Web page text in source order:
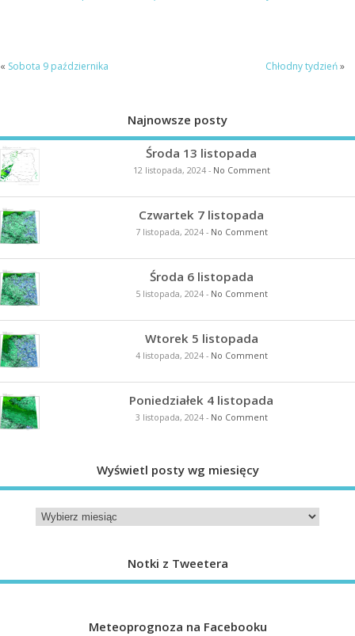
« Sobota 9 października Chłodny tydzień»
Najnowsze posty
Środa 13 listopada
12 listopada, 2024- No Comment
Czwartek 7 listopada
7 listopada, 2024- No Comment
Środa 6 listopada
5 listopada, 2024- No Comment
Wtorek 5 listopada
4 listopada, 2024- No Comment
Poniedziałek 4 listopada
3 listopada, 2024- No Comment
Wyświetl posty wg miesięcy
Notki z Tweetera
Meteoprognoza na Facebooku